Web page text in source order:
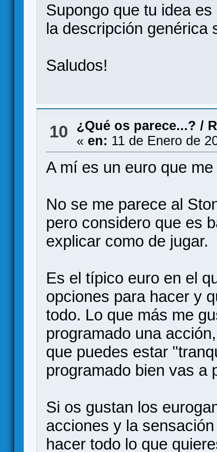
Supongo que tu idea
la descripción genérica
Saludos!
10 ¿Qué os parece...? /
« en: 11 de Enero de
A mí es un euro que
No se me parece al
pero considero que es
explicar como de jugar.
Es el típico euro en el
opciones para hacer y
todo. Lo que más me
programado una
que puedes estar
programado bien vas a
Si os gustan los
acciones y la
hacer todo lo que